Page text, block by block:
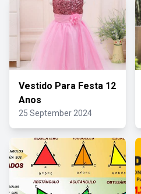
Vestido Para Festa 12
Anos
25 September 2024